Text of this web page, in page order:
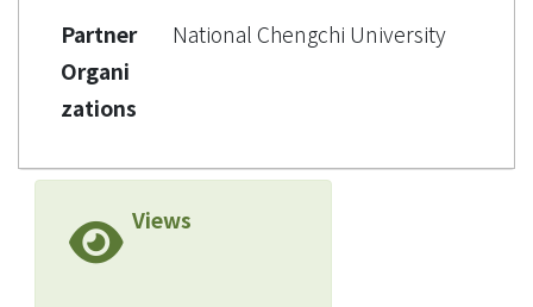
Partner
Organi
zations
National Chengchi University
Views